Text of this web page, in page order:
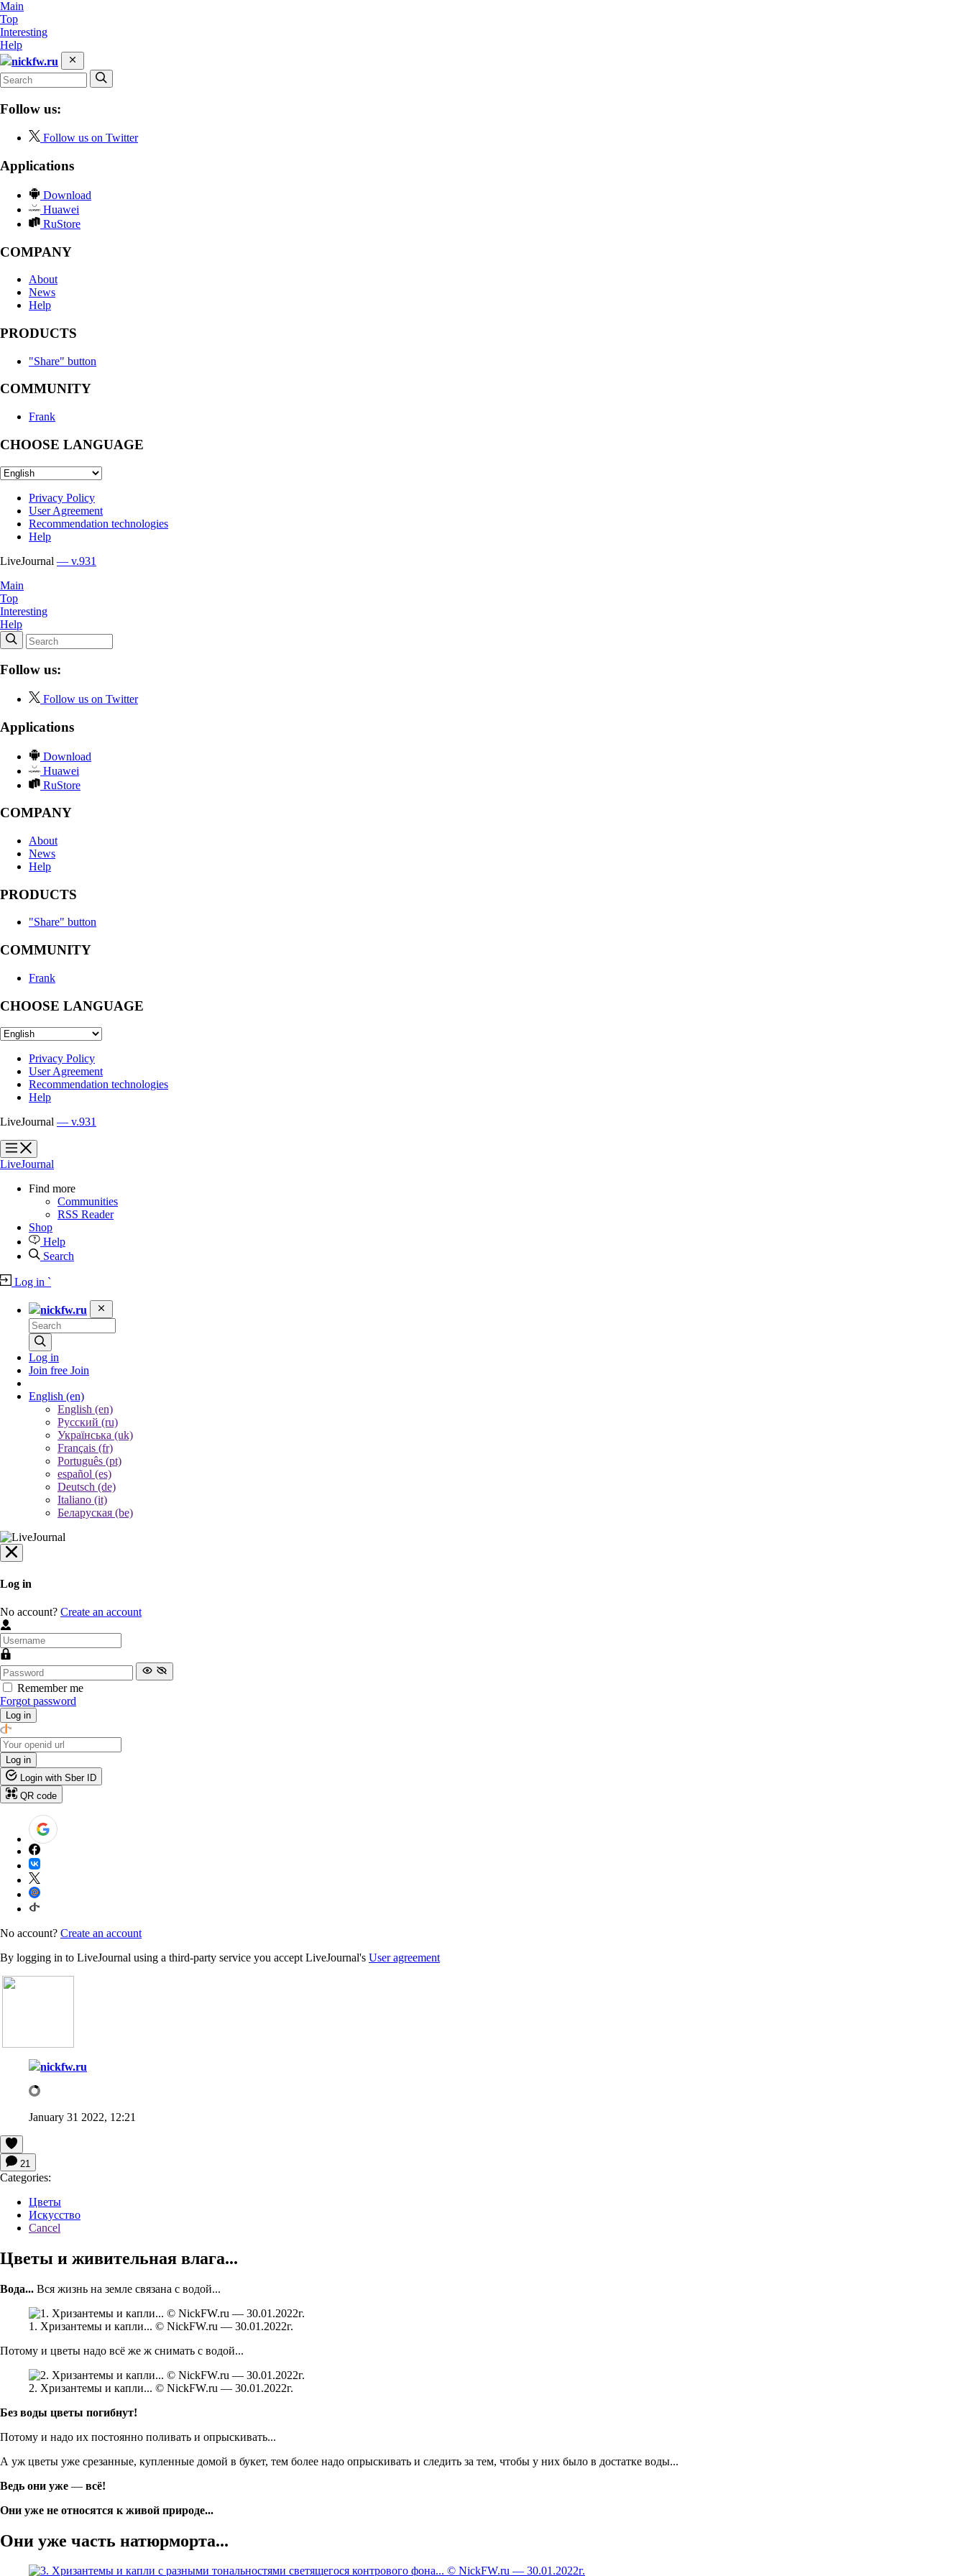
Main
Top
Interesting
Help
nickfw.ru
Follow us:
Follow us on Twitter
Applications
Download
Huawei
RuStore
COMPANY
About
News
Help
PRODUCTS
"Share" button
COMMUNITY
Frank
CHOOSE LANGUAGE
Privacy Policy
User Agreement
Recommendation technologies
Help
LiveJournal — v.931
Main
Top
Interesting
Help
Follow us:
Follow us on Twitter
Applications
Download
Huawei
RuStore
COMPANY
About
News
Help
PRODUCTS
"Share" button
COMMUNITY
Frank
CHOOSE LANGUAGE
Privacy Policy
User Agreement
Recommendation technologies
Help
LiveJournal — v.931
?
?
LiveJournal
Find more
Communities
RSS Reader
Shop
Help
Search
Log in `
nickfw.ru
Log in
Join free Join
English (en)
English (en)
Русский (ru)
Українська (uk)
Français (fr)
Português (pt)
español (es)
Deutsch (de)
Italiano (it)
Беларуская (be)
Log in
No account? Create an account
Remember me
Forgot password
Log in
Log in
Login with Sber ID
QR code
No account? Create an account
By logging in to LiveJournal using a third-party service you accept LiveJournal's User agreement
nickfw.ru
January 31 2022, 12:21
21
Categories:
Цветы
Искусство
Cancel
Цветы и живительная влага...
Вода... Вся жизнь на земле связана с водой...
1. Хризантемы и капли... © NickFW.ru — 30.01.2022г.
Потому и цветы надо всё же ж снимать с водой...
2. Хризантемы и капли... © NickFW.ru — 30.01.2022г.
Без воды цветы погибнут!
Потому и надо их постоянно поливать и опрыскивать...
А уж цветы уже срезанные, купленные домой в букет, тем более надо опрыскивать и следить за тем, чтобы у них было в достатке воды...
Ведь они уже — всё!
Они уже не относятся к живой природе...
Они уже часть натюрморта...